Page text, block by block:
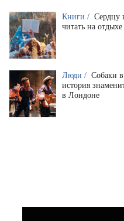
Книги / Сердцу
читать на отдыхе
Люди / Собаки
история
в Лондоне